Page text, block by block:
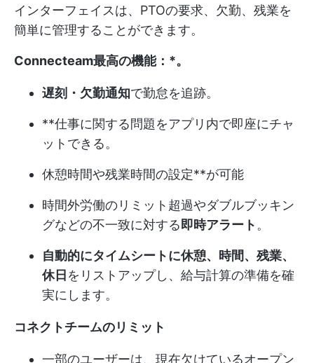
インターフェイスは、PTOの要求、欠勤、残業を
簡単に管理することができます。
Connecteam最高の機能：*。
遅刻・欠勤通知で勤怠を追跡。
**仕事に関する問題をアプリ内で即座にチャ
ットできる。
休憩時間や残業時間の設定**が可能
時間外労働のリミット超過やダブルブッキン
グなどの不一致に対する即時アラート 。
自動的にタイムシートに休憩、時間、残業、
休日 をリストアップし、給与計算の準備を確
実にします。
コネクトチームのリミット
一部のユーザーは、現在欠けているオープン